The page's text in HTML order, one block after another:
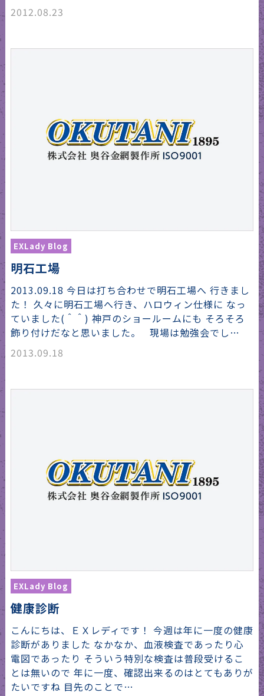
2012.08.23
EXLady Blog
明石工場
2013.09.18 今日は打ち合わせで明石工場へ 行きまし
た！ 久々に明石工場へ行き、ハロウィン仕様に なっ
ていました(＾＾) 神戸のショールームにも そろそろ
飾り付けだなと思いました。 現場は勉強会でし…
2013.09.18
EXLady Blog
健康診断
こんにちは、ＥＸレディです！ 今週は年に一度の健康
診断がありました なかなか、血液検査であったり心
電図であったり そういう特別な検査は普段受けるこ
とは無いので 年に一度、確認出来るのはとてもありが
たいですね 目先のことで…